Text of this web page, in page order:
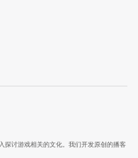
探讨游戏相关的文化。我们开发原创的播客